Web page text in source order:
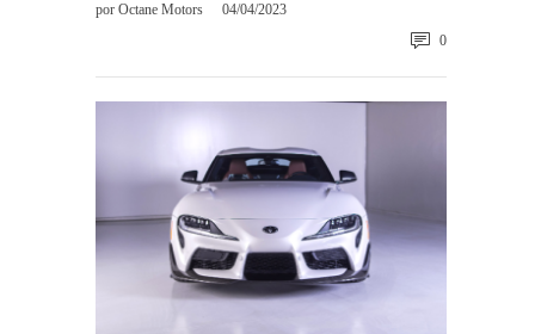
por Octane Motors
04/04/2023
0